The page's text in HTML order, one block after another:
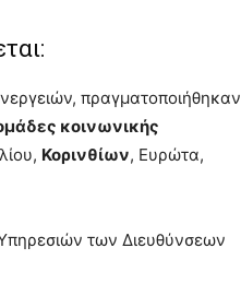
πραγματοποιήθηκαν
κοινωνικής
Κορινθίων, Ευρώτα,
των Διευθύνσεων